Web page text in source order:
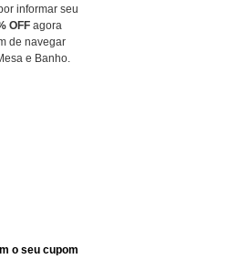
informar seu
OFF agora
de navegar
e Banho.
o seu cupom